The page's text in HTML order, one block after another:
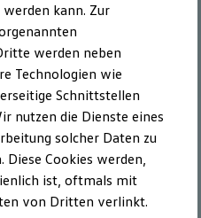
AU
kann. Zur
werden neben
Technologien wie
Schnittstellen
nutzen die Dienste eines
solcher Daten zu
Diese Cookies werden,
ist, oftmals mit
von Dritten verlinkt.